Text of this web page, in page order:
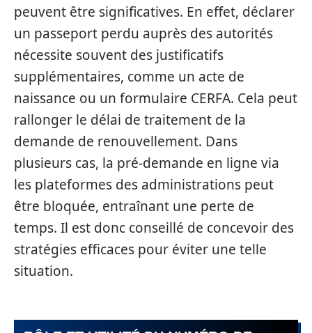
peuvent être significatives. En effet, déclarer
un passeport perdu auprès des autorités
nécessite souvent des justificatifs
supplémentaires, comme un acte de
naissance ou un formulaire CERFA. Cela peut
rallonger le délai de traitement de la
demande de renouvellement. Dans
plusieurs cas, la pré-demande en ligne via
les plateformes des administrations peut
être bloquée, entraînant une perte de
temps. Il est donc conseillé de concevoir des
stratégies efficaces pour éviter une telle
situation.